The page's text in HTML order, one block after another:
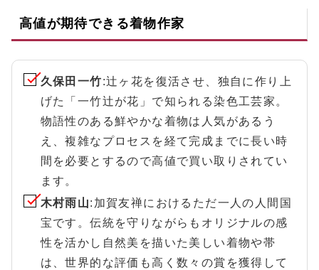
高値が期待できる着物作家
久保田一竹:辻ヶ花を復活させ、独自に作り上
げた「一竹辻が花」で知られる染色工芸家。
物語性のある鮮やかな着物は人気があるう
え、複雑なプロセスを経て完成までに長い時
間を必要とするので高値で買い取りされてい
ます。
木村雨山:加賀友禅におけるただ一人の人間国
宝です。伝統を守りながらもオリジナルの感
性を活かし自然美を描いた美しい着物や帯
は、世界的な評価も高く数々の賞を獲得して